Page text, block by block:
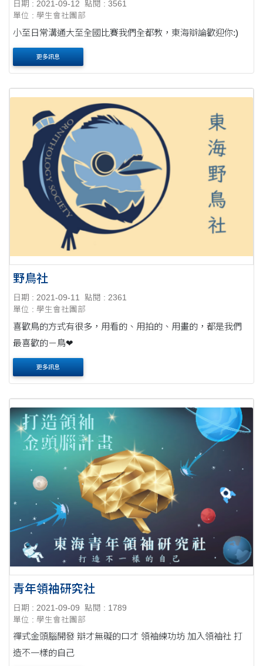
日期 : 2021-09-12
點閱 : 3561
單位 : 學生會社團部
小至日常溝通大至全國比賽我們全都教，東海辯論歡迎你:)
更多訊息
野鳥社
日期 : 2021-09-11
點閱 : 2361
單位 : 學生會社團部
喜歡鳥的方式有很多，用看的、用拍的、用畫的，都是我們
最喜歡的－鳥❤
更多訊息
青年領袖研究社
日期 : 2021-09-09
點閱 : 1789
單位 : 學生會社團部
禪式金頭腦開發 辯才無礙的口才 領袖練功坊 加入領袖社 打
造不一樣的自己